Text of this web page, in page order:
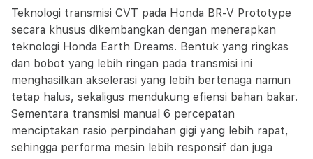
Teknologi transmisi CVT pada Honda BR-V Prototype
secara khusus dikembangkan dengan menerapkan
teknologi Honda Earth Dreams. Bentuk yang ringkas
dan bobot yang lebih ringan pada transmisi ini
menghasilkan akselerasi yang lebih bertenaga namun
tetap halus, sekaligus mendukung efiensi bahan bakar.
Sementara transmisi manual 6 percepatan
menciptakan rasio perpindahan gigi yang lebih rapat,
sehingga performa mesin lebih responsif dan juga